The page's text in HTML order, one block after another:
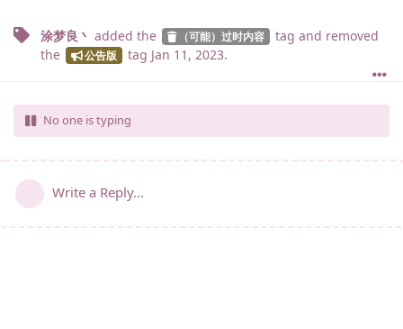
涂梦良丶 added the （可能）过时内容 tag and removed
the
公告版 tag Jan 11, 2023.
No one is typing
Write a Reply...